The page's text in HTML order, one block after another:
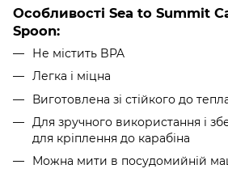
Особливості Sea to Summit
Spoon:
Не містить BPA
Легка і міцна
Виготовлена зі стійкого до
Для зручного використання і
для кріплення до карабіна
Можна мити в посудомийній